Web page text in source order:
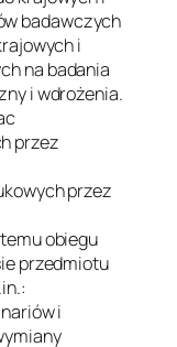
badawczych
i
na badania
i wdrożenia.
przez
przez
obiegu
przedmiotu
i